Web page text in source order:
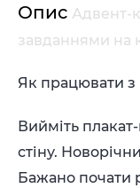
Опис Адвент-
завданнями на
Як працювати
Вийміть
стіну.
Бажано почати